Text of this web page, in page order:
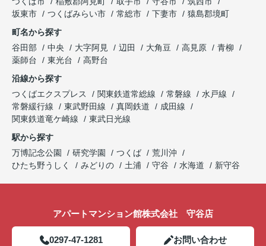
坂東市
つくばみらい市 常総市 下妻市
猿島郡境町
町名から探す
谷田部
中央 大字阿見 辺田 大角豆 高見原
青柳
薬師台
東光台
高野台
沿線から探す
つくばエクスプレス
関東鉄道常総線 常磐線
水戸線
常磐緩行線
東武野田線 真岡鉄道
成田線
関東鉄道竜ケ崎線
東武日光線
駅から探す
万博記念公園
研究学園 つくば
荒川沖
ひたち野うしく
みどりの 土浦 守谷 水海道 新守谷
アパートマンション館株式会社 守谷店
0297-47-1281 お問い合わせ